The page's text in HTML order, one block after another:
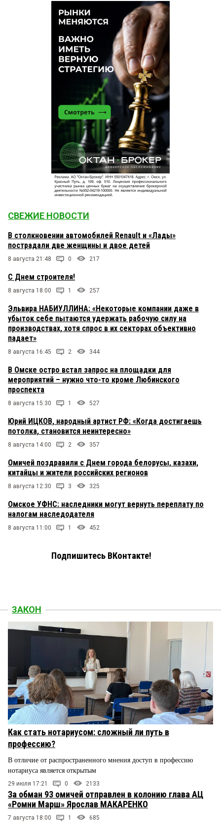
СВЕЖИЕ НОВОСТИ
В столкновении автомобилей Renault и «Лады»
пострадали две женщины и двое детей
8 августа 21:48 0 217
С Днем строителя!
8 августа 18:00 1 257
Эльвира НАБИУЛЛИНА: «Некоторые компании даже в
убыток себе пытаются удержать рабочую силу на
производствах, хотя спрос в их секторах объективно
падает»
8 августа 16:45 2 344
В Омске остро встал запрос на площадки для
мероприятий – нужно что-то кроме Любинского
проспекта
8 августа 15:30 1 527
Юрий ИЦКОВ, народный артист РФ: «Когда достигаешь
потолка, становится неинтересно»
8 августа 14:00 2 357
Омичей поздравили с Днем города белорусы, казахи,
китайцы и жители российских регионов
8 августа 12:30 3 325
Омское УФНС: наследники могут вернуть переплату по
налогам наследодателя
8 августа 11:00 1 452
Подпишитесь ВКонтакте!
ЗАКОН
Как стать нотариусом: сложный ли путь в
профессию?
В отличие от распространенного мнения доступ в профессию
нотариуса является открытым
29 июля 17:21 0 2133
За обман 93 омичей отправлен в колонию глава АЦ
«Ромни Марш» Ярослав МАКАРЕНКО
7 августа 18:00 1 685